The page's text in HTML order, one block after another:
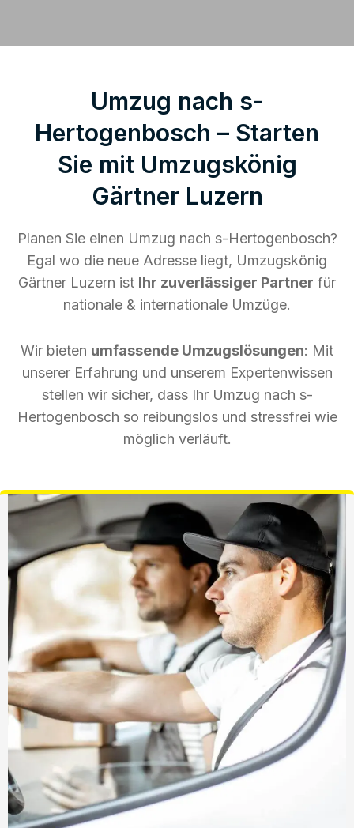
Umzug nach s-
Hertogenbosch – Starten
Sie mit Umzugskönig
Gärtner Luzern
Planen Sie einen Umzug nach s-Hertogenbosch?
Egal wo die neue Adresse liegt, Umzugskönig
Gärtner Luzern ist Ihr zuverlässiger Partner für
nationale & internationale Umzüge.
Wir bieten umfassende Umzugslösungen: Mit
unserer Erfahrung und unserem Expertenwissen
stellen wir sicher, dass Ihr Umzug nach s-
Hertogenbosch so reibungslos und stressfrei wie
möglich verläuft.